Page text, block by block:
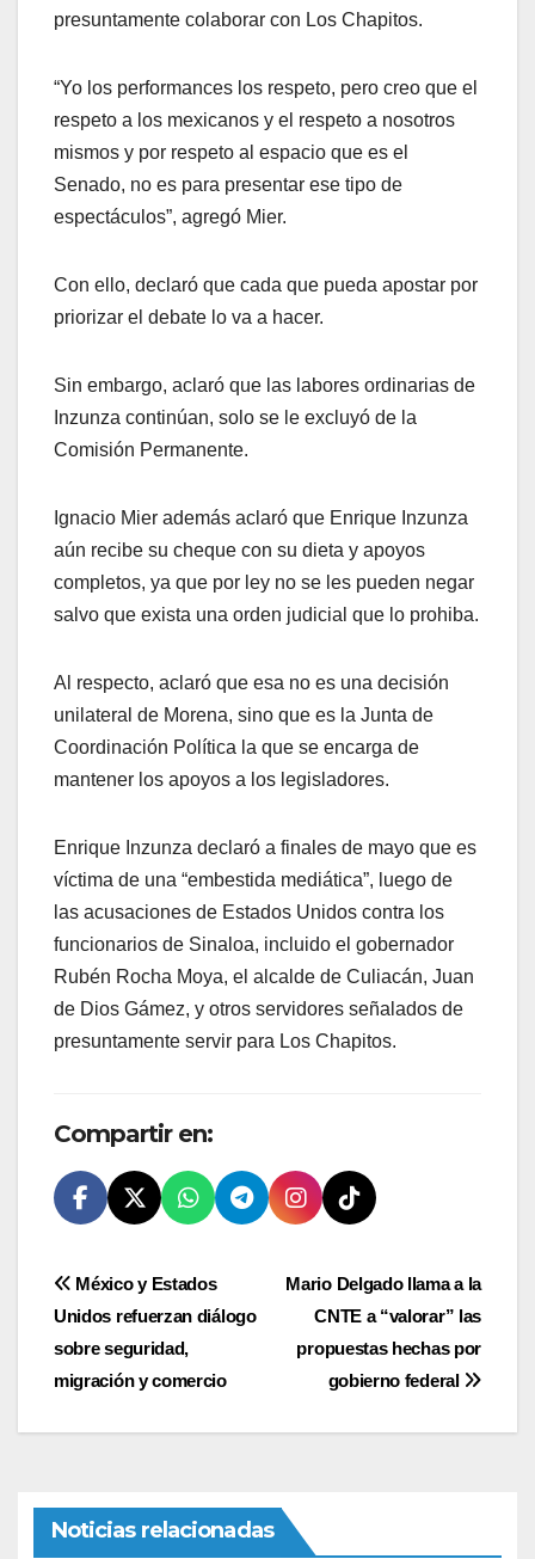
presuntamente colaborar con Los Chapitos.
“Yo los performances los respeto, pero creo que el
respeto a los mexicanos y el respeto a nosotros
mismos y por respeto al espacio que es el
Senado, no es para presentar ese tipo de
espectáculos”, agregó Mier.
Con ello, declaró que cada que pueda apostar por
priorizar el debate lo va a hacer.
Sin embargo, aclaró que las labores ordinarias de
Inzunza continúan, solo se le excluyó de la
Comisión Permanente.
Ignacio Mier además aclaró que Enrique Inzunza
aún recibe su cheque con su dieta y apoyos
completos, ya que por ley no se les pueden negar
salvo que exista una orden judicial que lo prohiba.
Al respecto, aclaró que esa no es una decisión
unilateral de Morena, sino que es la Junta de
Coordinación Política la que se encarga de
mantener los apoyos a los legisladores.
Enrique Inzunza declaró a finales de mayo que es
víctima de una “embestida mediática”, luego de
las acusaciones de Estados Unidos contra los
funcionarios de Sinaloa, incluido el gobernador
Rubén Rocha Moya, el alcalde de Culiacán, Juan
de Dios Gámez, y otros servidores señalados de
presuntamente servir para Los Chapitos.
Compartir en:
Navegación
de
entradas
Mario Delgado llama a la
CNTE a “valorar” las
propuestas hechas por
gobierno federal
México y Estados
Unidos refuerzan diálogo
sobre seguridad,
migración y comercio
Noticias relacionadas